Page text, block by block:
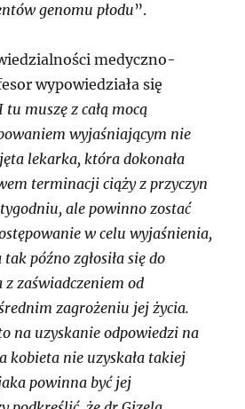
genomu płodu”.
medyczno-
wypowiedziała się
tu muszę z całą mocą
wyjaśniającym nie
lekarka, która dokonała
terminacji ciąży z przyczyn
ale powinno zostać
w celu wyjaśnienia,
późno zgłosiła się do
zaświadczeniem od
zagrożeniu jej życia.
na uzyskanie odpowiedzi na
kobieta nie uzyskała takiej
powinna być jej